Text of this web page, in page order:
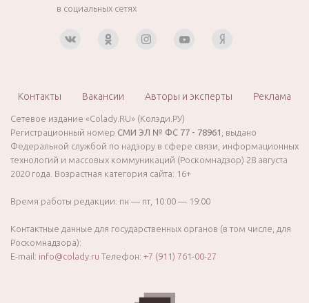
в социальных сетях
Контакты Вакансии Авторы и эксперты Реклама
Сетевое издание «Colady.RU» (Колэди.РУ)
Регистрационный номер СМИ ЭЛ № ФС 77 - 78961
, выдано
Федеральной службой по надзору в сфере связи, информационных
технологий и массовых коммуникаций (Роскомнадзор) 28 августа
2020 года. Возрастная категория сайта: 16+
Время работы редакции: пн — пт, 10:00 — 19:00
Контактные данные для государственных органов (в том числе, для
Роскомнадзора):
E-mail: info@colady.ru Телефон: +7 (911) 761-00-27